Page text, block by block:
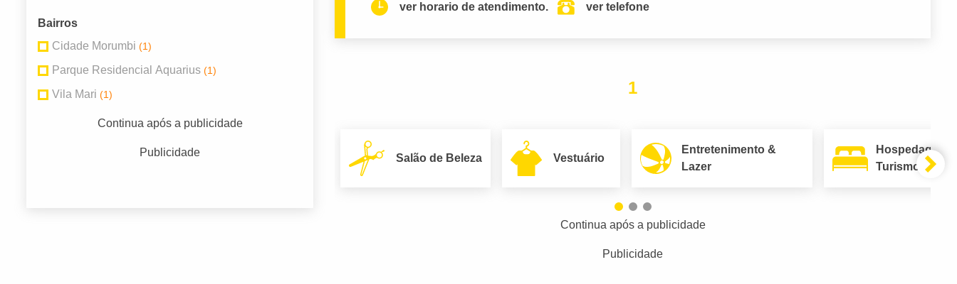
Bairros
Cidade Morumbi (1)
Parque Residencial Aquarius (1)
Vila Mari (1)
Continua após a publicidade
Publicidade
ver horario de atendimento. ver telefone
1
Salão de Beleza Vestuário
Entretenimento &
Lazer
Hospedagem
Turismo
Continua após a publicidade
Publicidade